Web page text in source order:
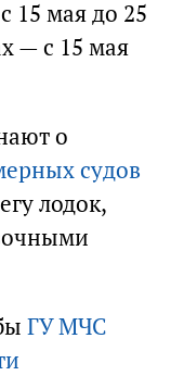
15 мая до 25
— с 15 мая
о
судов
лодок,
ГУ МЧС